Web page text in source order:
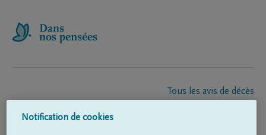
Tous les avis de décès
Entrepreneur de pompes funèbres
Notification de cookies